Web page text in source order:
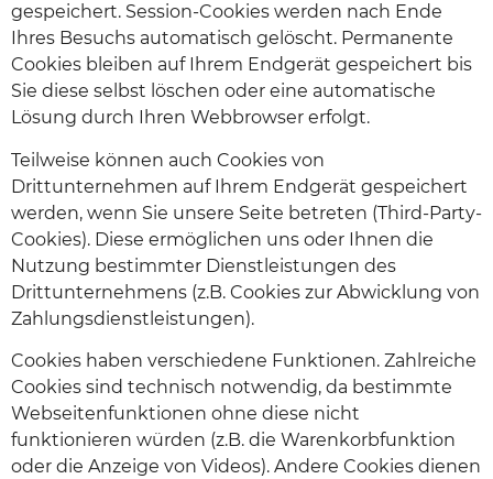
gespeichert. Session-Cookies werden nach Ende
Ihres Besuchs automatisch gelöscht. Permanente
Cookies bleiben auf Ihrem Endgerät gespeichert bis
Sie diese selbst löschen oder eine automatische
Lösung durch Ihren Webbrowser erfolgt.
Teilweise können auch Cookies von
Drittunternehmen auf Ihrem Endgerät gespeichert
werden, wenn Sie unsere Seite betreten (Third-Party-
Cookies). Diese ermöglichen uns oder Ihnen die
Nutzung bestimmter Dienstleistungen des
Drittunternehmens (z.B. Cookies zur Abwicklung von
Zahlungsdienstleistungen).
Cookies haben verschiedene Funktionen. Zahlreiche
Cookies sind technisch notwendig, da bestimmte
Webseitenfunktionen ohne diese nicht
funktionieren würden (z.B. die Warenkorbfunktion
oder die Anzeige von Videos). Andere Cookies dienen